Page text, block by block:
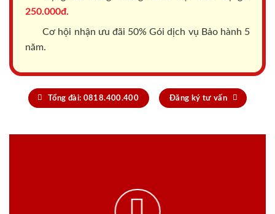
250.000đ.
Cơ hội nhận ưu đãi 50% Gói dịch vụ Bảo hành 5
năm.
Tổng đài: 0818.400.400 Đăng ký tư vấn